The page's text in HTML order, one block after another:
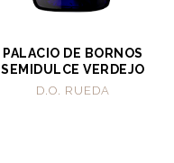
PALACIO DE BORNOS
SEMIDULCE VERDEJO
D.O. RUEDA